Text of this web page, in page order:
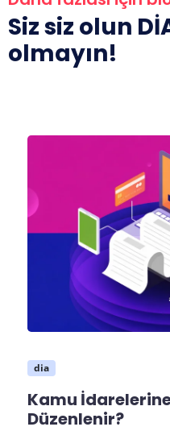
Siz siz olun
olmayın!
dia
Kamu
Düzenlenir?